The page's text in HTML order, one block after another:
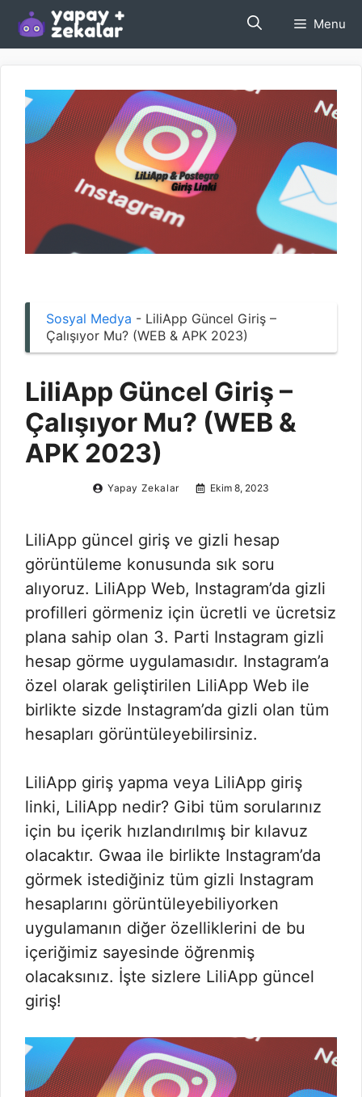
İçeriğe
atla
Menu
Sosyal Medya - LiliApp Güncel Giriş –
Çalışıyor Mu? (WEB & APK 2023)
LiliApp Güncel Giriş –
Çalışıyor Mu? (WEB &
APK 2023)
Yapay Zekalar Ekim 8, 2023
LiliApp güncel giriş ve gizli hesap
görüntüleme konusunda sık soru
alıyoruz. LiliApp Web, Instagram’da gizli
profilleri görmeniz için ücretli ve ücretsiz
plana sahip olan 3. Parti Instagram gizli
hesap görme uygulamasıdır. Instagram’a
özel olarak geliştirilen LiliApp Web ile
birlikte sizde Instagram’da gizli olan tüm
hesapları görüntüleyebilirsiniz.
LiliApp giriş yapma veya LiliApp giriş
linki, LiliApp nedir? Gibi tüm sorularınız
için bu içerik hızlandırılmış bir kılavuz
olacaktır. Gwaa ile birlikte Instagram’da
görmek istediğiniz tüm gizli Instagram
hesaplarını görüntüleyebiliyorken
uygulamanın diğer özelliklerini de bu
içeriğimiz sayesinde öğrenmiş
olacaksınız. İşte sizlere LiliApp güncel
giriş!